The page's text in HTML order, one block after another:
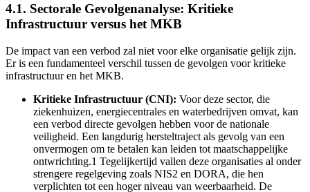
4.1. Sectorale Gevolgenanalyse: Kritieke
Infrastructuur versus het MKB
De impact van een verbod zal niet voor elke organisatie gelijk zijn.
Er is een fundamenteel verschil tussen de gevolgen voor kritieke
infrastructuur en het MKB.
Kritieke Infrastructuur (CNI): Voor deze sector, die
ziekenhuizen, energiecentrales en waterbedrijven omvat, kan
een verbod directe gevolgen hebben voor de nationale
veiligheid. Een langdurig hersteltraject als gevolg van een
onvermogen om te betalen kan leiden tot maatschappelijke
ontwrichting.1 Tegelijkertijd vallen deze organisaties al onder
strengere regelgeving zoals NIS2 en DORA, die hen
verplichten tot een hoger niveau van weerbaarheid. De